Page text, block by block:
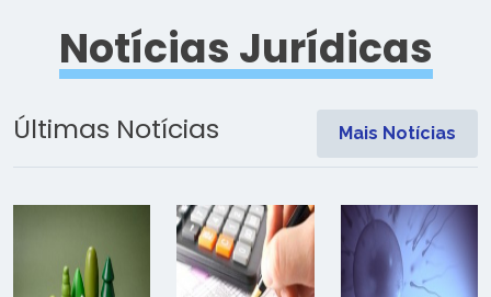
Notícias Jurídicas
Últimas Notícias Mais Notícias